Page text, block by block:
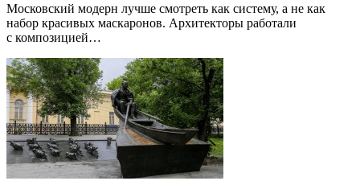
Московский модерн лучше смотреть как систему, а не как
набор красивых маскаронов. Архитекторы работали
с композицией…